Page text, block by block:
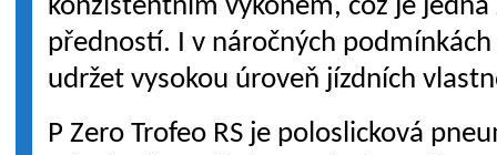
konzistentním výkonem, což je jedna
předností. I v náročných
udržet vysokou úroveň jízdních
P Zero Trofeo RS je poloslicková